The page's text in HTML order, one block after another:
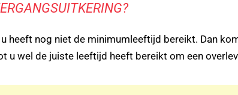
heeft nog niet de minimumleeftijd bereikt. Dan
u wel de juiste leeftijd heeft bereikt om een